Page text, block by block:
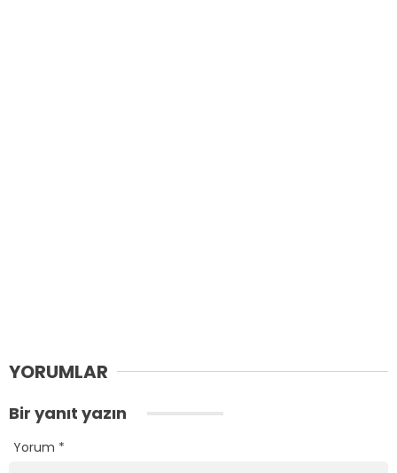
YORUMLAR
Bir yanıt yazın
Yorum *